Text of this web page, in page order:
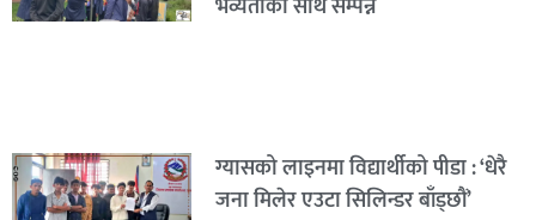
भव्यताका साथ सम्पन्न
ग्यासको लाइनमा विद्यार्थीको पीडा : ‘धेरै
जना मिलेर एउटा सिलिन्डर बाँड्छौं’